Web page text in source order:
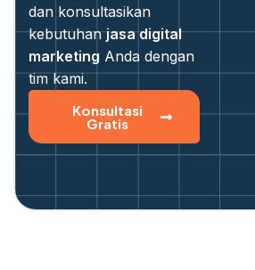
dan konsultasikan
kebutuhanjasa digital
marketing Anda dengan
tim kami.
Konsultasi
Gratis